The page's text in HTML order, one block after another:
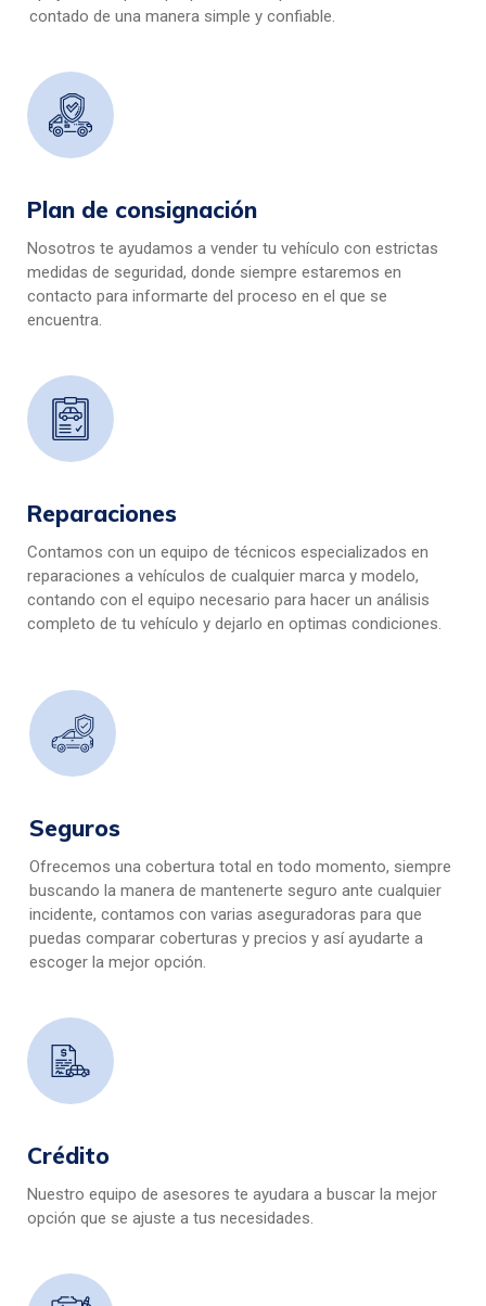
contado de una manera simple y confiable.
Plan de consignación
Nosotros te ayudamos a vender tu vehículo con estrictas
medidas de seguridad, donde siempre estaremos en
contacto para informarte del proceso en el que se
encuentra.
Reparaciones
Contamos con un equipo de técnicos especializados en
reparaciones a vehículos de cualquier marca y modelo,
contando con el equipo necesario para hacer un análisis
completo de tu vehículo y dejarlo en optimas condiciones.
Seguros
Ofrecemos una cobertura total en todo momento, siempre
buscando la manera de mantenerte seguro ante cualquier
incidente, contamos con varias aseguradoras para que
puedas comparar coberturas y precios y así ayudarte a
escoger la mejor opción.
Crédito
Nuestro equipo de asesores te ayudara a buscar la mejor
opción que se ajuste a tus necesidades.